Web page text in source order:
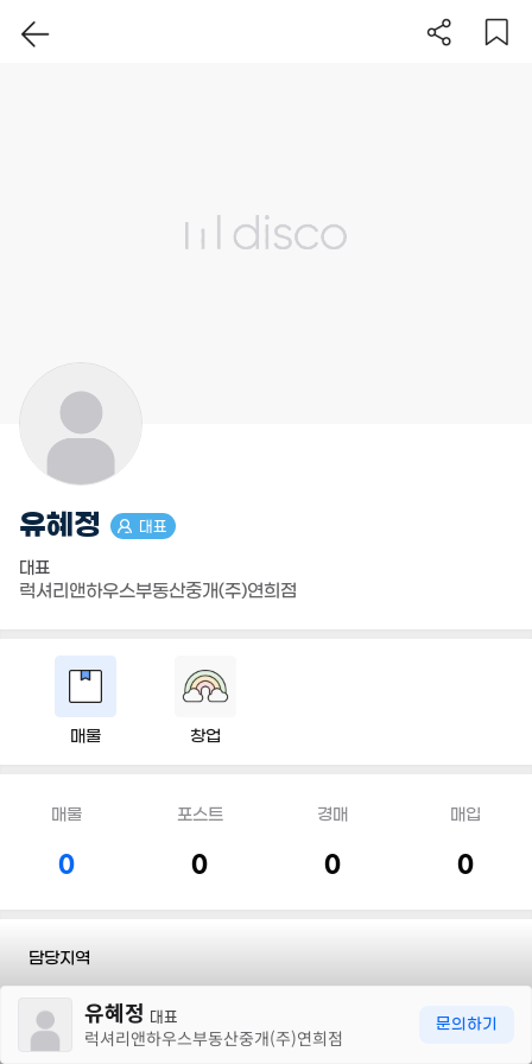
유혜정 대표
대표
럭셔리앤하우스부동산중개(주)연희점
매물 창업
매물
0
포스트
0
경매
0
매입
0
담당지역
전화 유혜정 대표
럭셔리앤하우스부동산중개(주)연희점
문의하기